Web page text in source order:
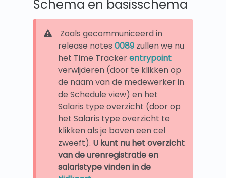
Schema en basisschema
Zoals gecommuniceerd in
release notes 0089 zullen we nu
het Time Trackerentrypoint
verwijderen (door te klikken op
de naam van de medewerker in
de Schedule view) en het
Salaris type overzicht (door op
het Salaris type overzicht te
klikken als je boven een cel
zweeft). U kunt nu het overzicht
van de urenregistratie en
salaristype vinden in de